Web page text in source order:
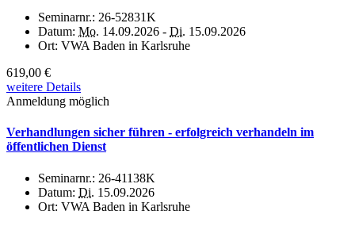
Seminarnr.: 26-52831K
Datum: Mo. 14.09.2026 - Di. 15.09.2026
Ort: VWA Baden in Karlsruhe
619,00 €
weitere Details
Anmeldung möglich
Verhandlungen sicher führen - erfolgreich verhandeln im
öffentlichen Dienst
Seminarnr.: 26-41138K
Datum: Di. 15.09.2026
Ort: VWA Baden in Karlsruhe